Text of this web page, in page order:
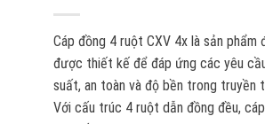
Cáp đồng 4 ruột CXV 4x là sản phẩm
được thiết kế để đáp ứng các yêu
suất, an toàn và độ bền trong truyền
Với cấu trúc 4 ruột dẫn đồng đều,